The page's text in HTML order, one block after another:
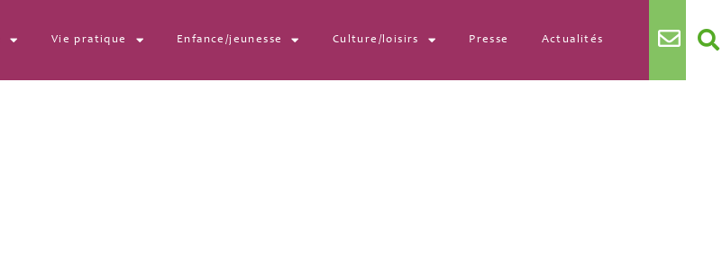
Vie pratique Enfance/jeunesse Culture/loisirs Presse Actualités